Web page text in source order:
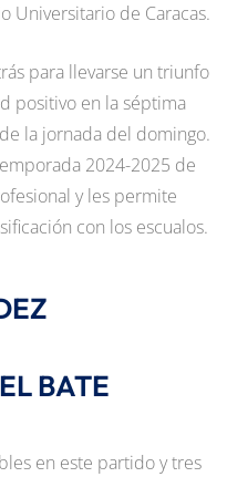
Universitario de Caracas.
para llevarse un triunfo
positivo en la séptima
la jornada del domingo.
2024-2025 de
y les permite
con los escualos.
BATE
en este partido y tres